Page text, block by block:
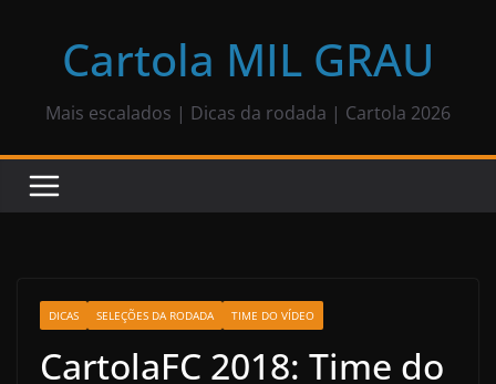
Cartola MIL GRAU
Mais escalados | Dicas da rodada | Cartola 2026
DICAS SELEÇÕES DA RODADA TIME DO VÍDEO
CartolaFC 2018: Time do